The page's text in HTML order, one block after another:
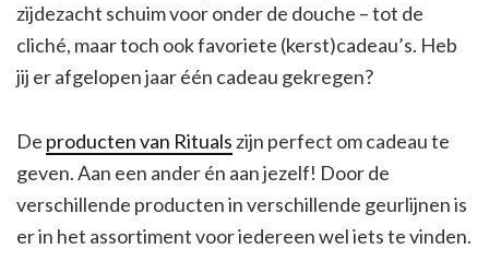
zijdezacht schuim voor onder de douche – tot de
cliché, maar toch ook favoriete (kerst)cadeau’s. Heb
jij er afgelopen jaar één cadeau gekregen?
De producten van Rituals zijn perfect om cadeau te
geven. Aan een ander én aan jezelf! Door de
verschillende producten in verschillende geurlijnen is
er in het assortiment voor iedereen wel iets te vinden.